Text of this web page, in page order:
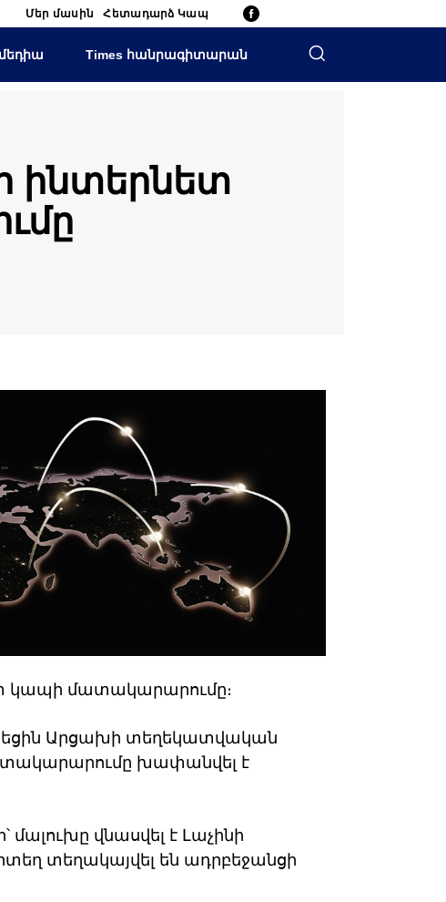
Մեր մասին Հետադարձ Կապ
Times հանրագիտարան
ինտերնետ
կապի մատակարարումը։
Արցախի տեղեկատվական
խափանվել է
վնասվել է Լաչինի
տեղակայվել են ադրբեջանցի